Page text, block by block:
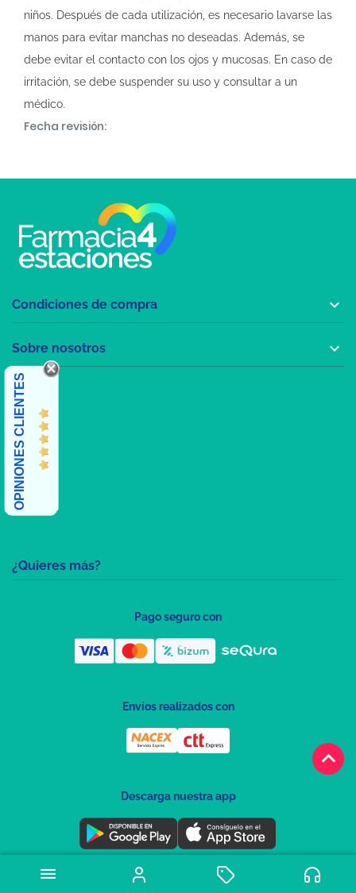
niños. Después de cada utilización, es necesario lavarse las
manos para evitar manchas no deseadas. Además, se
debe evitar el contacto con los ojos y mucosas. En caso de
irritación, se debe suspender su uso y consultar a un
médico.
Fecha revisión:
keyboard_arrow_up
¿Quieres más?
Condiciones de compra 
Sobre nosotros 
OPINIONES CLIENTES
Pago seguro con
Envíos realizados con
Descarga nuestra app